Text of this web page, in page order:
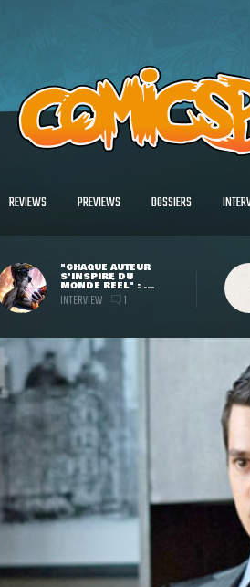
REVIEWS PREVIEWS DOSSIERS
"CHAQUE AUTEUR
S'INSPIRE DU
MONDE RÉEL" : ...
INTERVIEW 1